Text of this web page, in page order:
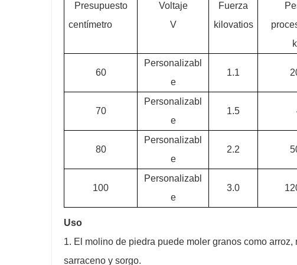
Presupuesto
centímetro
Voltaje
V
Fuerza
kilovatios
60
Personalizabl
e
1.1
70
Personalizabl
e
1.5
80
Personalizabl
e
2.2
100
Personalizabl
e
3.0
Uso
1. El molino de piedra puede moler granos como
sarraceno y sorgo.